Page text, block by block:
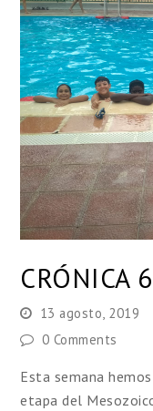
CRÓNICA
13 agosto, 2019
0 Comments
Esta semana
etapa del